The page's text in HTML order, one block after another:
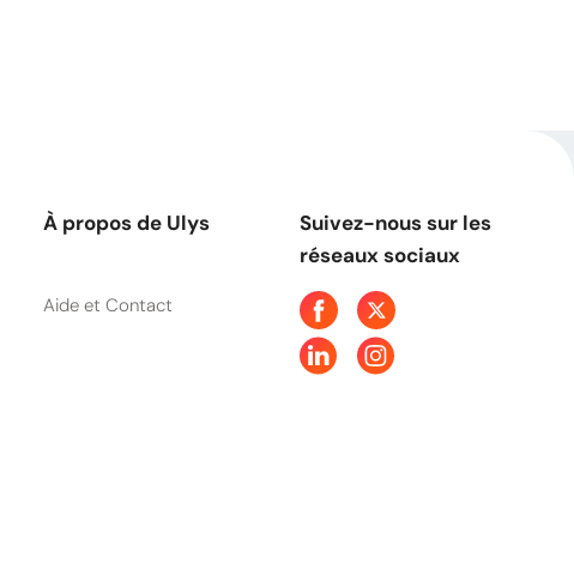
À propos de Ulys
Aide et Contact
Suivez-nous sur les
réseaux sociaux